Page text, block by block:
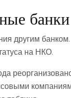
другим банком.
на НКО.